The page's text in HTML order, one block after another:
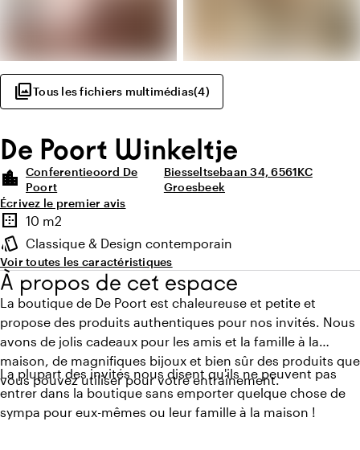
photo_libraryTous les fichiers multimédias(4)
De Poort Winkeltje
location_city Conferentieoord De
Poort
Biesseltsebaan 34, 6561KC
Groesbeek
Écrivez le premier avis
Points forts
border_outer
Superficie
10 m2
style
Ambiance
Classique & Design contemporain
Voir toutes les caractéristiques
À propos de cet espace
La boutique de De Poort est chaleureuse et petite et
propose des produits authentiques pour nos invités. Nous
avons de jolis cadeaux pour les amis et la famille à la
maison, de magnifiques bijoux et bien sûr des produits que
vous pouvez utiliser pour votre entraînement.
La plupart des invités nous disent qu'ils ne peuvent pas
entrer dans la boutique sans emporter quelque chose de
sympa pour eux-mêmes ou leur famille à la maison !